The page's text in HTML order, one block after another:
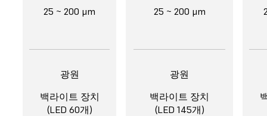
25 ~ 200 μm
광원
백라이트 장치
(LED 60개)
25 ~ 200 μm
광원
백라이트 장치
(LED 145개)